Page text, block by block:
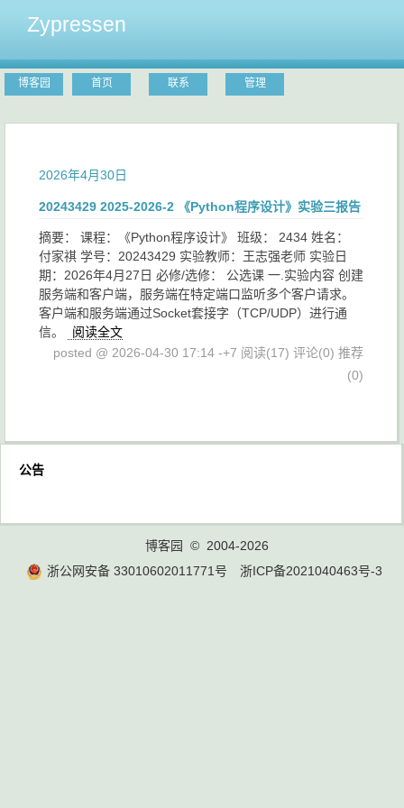
Zypressen
博客园 首页 联系 管理
2026年4月30日
20243429 2025-2026-2 《Python程序设计》实验三报告
摘要： 课程：《Python程序设计》 班级： 2434 姓名：
付家祺 学号：20243429 实验教师：王志强老师 实验日
期：2026年4月27日 必修/选修： 公选课 一.实验内容 创建
服务端和客户端，服务端在特定端口监听多个客户请求。
客户端和服务端通过Socket套接字（TCP/UDP）进行通
信。
阅读全文
posted @ 2026-04-30 17:14 -+7 阅读(17) 评论(0) 推荐
(0)
公告
博客园
© 2004-2026
浙公网安备 33010602011771号
浙ICP备2021040463号-3